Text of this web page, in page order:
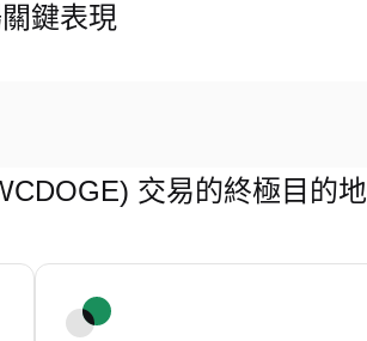
鍵表現
交易的終極目的地